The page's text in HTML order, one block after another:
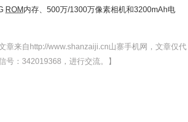
ROM内存、500万/1300万像素相机和3200mAh电
章来自http://www.shanzaiji.cn山寨手机网，文章仅代
号：342019368，进行交流。】